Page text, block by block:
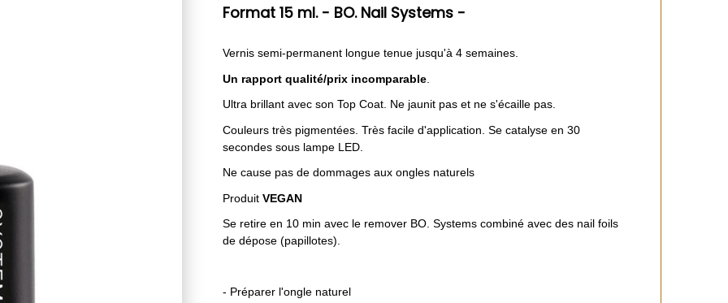
Format 15 ml. - BO. Nail Systems -
Vernis semi-permanent longue tenue jusqu'à 4 semaines.
Un rapport qualité/prix incomparable
Ultra brillant avec son Top Coat. Ne jaunit pas et ne s'écaille pas.
Couleurs très pigmentées. Très facile d'application. Se catalyse en 30
secondes sous lampe LED.
Ne cause pas de dommages aux ongles naturels
Produit VEGAN
Se retire en 10 min avec le remover BO. Systems combiné avec des nail foils
de dépose (papillotes).
- Préparer l'ongle naturel